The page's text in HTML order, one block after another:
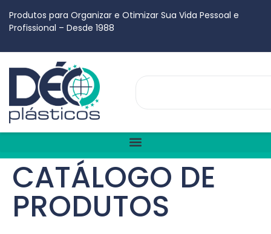
Produtos para Organizar e Otimizar Sua Vida Pessoal e
Profissional – Desde 1988
CATÁLOGO DE
PRODUTOS